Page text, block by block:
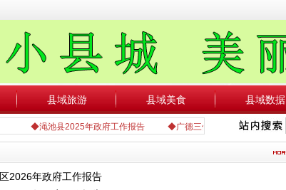
县域旅游 县域美食 县域数据
◆渑池县2025年政府工作报告 ◆广德三件套是什么你知道吗？
2026年政府工作报告